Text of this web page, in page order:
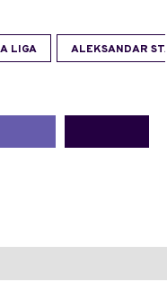
LIGA ALEKSANDAR